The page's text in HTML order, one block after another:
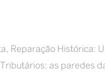
Reparação Histórica:
as paredes